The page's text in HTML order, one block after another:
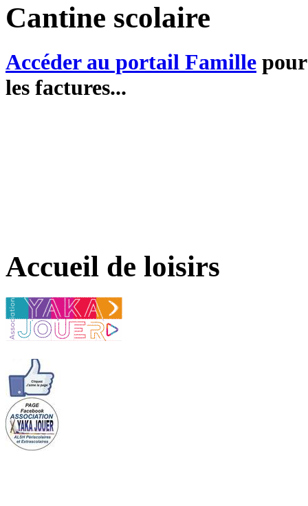
Cantine scolaire
Accéder au portail Famille
les factures...
Accueil de loisirs